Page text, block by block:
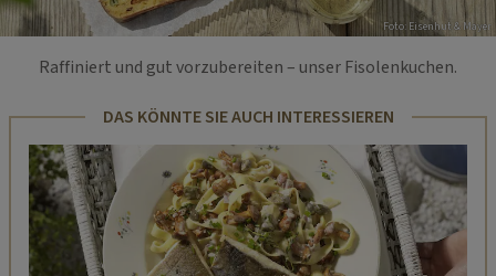
Foto: Eisenhut & Mayer
Raffiniert und gut vorzubereiten – unser Fisolenkuchen.
DAS KÖNNTE SIE AUCH INTERESSIEREN